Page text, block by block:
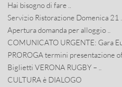
Hai bisogno di fare ..
Servizio Ristorazione Domenica 21 ..
Apertura domanda per alloggio ..
COMUNICATO URGENTE: Gara
PROROGA termini presentazione
Biglietti VERONA RUGBY – ..
CULTURA è DIALOGO